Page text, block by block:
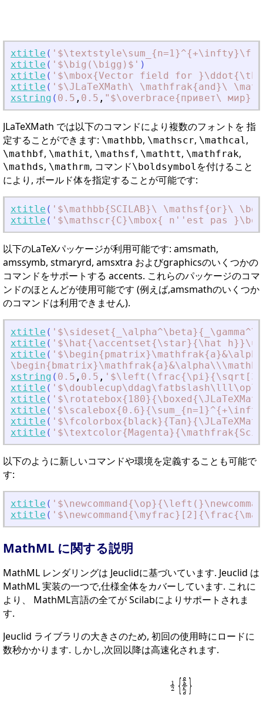
xtitle ( '
xtitle ( ' $\big(\bigg)$ ' )
xtitle ( ' $\mbox{Vector field for
xtitle ( ' $\JLaTeXMath\ \mathfrak{and}\
xstring ( 0.5 , 0.5 , " $\overbrace{привет\ мир}
JLaTeXMath では以下のコマンドにより複数のフォントを 指
定することができます: \mathbb, \mathscr, \mathcal,
\mathbf, \mathit, \mathsf, \mathtt, \mathfrak,
\mathds, \mathrm, コマンド\boldsymbol を付けること
により, ボールド体を指定することが可能です:
xtitle ( ' $\mathbb{SCILAB}\ \mathsf{or}\
xtitle ( ' $\mathscr{C}\mbox{ n''est pas
以下のLaTeXパッケージが利用可能です: amsmath,
amssymb, stmaryrd, amsxtra およびgraphicsのいくつかの
コマンドをサポートする accents. これらのパッケージのコマ
ンドのほとんどが使用可能です (例えば,amsmathのいくつか
のコマンドは利用できません).
xtitle ( '
xtitle ( ' $\hat{\accentset{\star}{\hat
xtitle ( ' $\begin{pmatrix}\mathfrak{a}&
\begin{bmatrix}\mathfrak{a}&
xstring ( 0.5 , 0.5 , '
xtitle ( '
xtitle ( '
xtitle ( '
xtitle ( '
xtitle ( '
以下のように新しいコマンドや環境を定義することも可能で
す:
xtitle ( '
xtitle ( '
MathML に関する説明
MathML レンダリングは Jeuclidに基づいています. Jeuclid は
MathML 実装の一つで,仕様全体をカバーしています. これに
より、 MathML言語の全てが Scilabによりサポートされま
す.
Jeuclid ライブラリの大きさのため, 初回の使用時にロードに
数秒かかります. しかし,次回以降は高速化されます.